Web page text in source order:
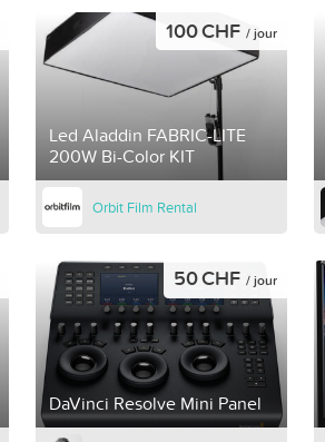
Led Aladdin FABRIC-LITE
200W Bi-Color KIT
100 CHF / jour
Orbit Film Rental
DaVinci Resolve Mini Panel
50 CHF / jour